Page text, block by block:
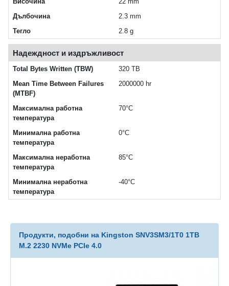
Дълбочина
2.3 mm
Тегло
2.8 g
Надеждност и издръжливост
Total Bytes Written (TBW)
320 TB
Mean Time Between Failures
(MTBF)
2000000 hr
Максимална работна
температура
70°C
Минимална работна
температура
0°C
Максимална неработна
температура
85°C
Минимална неработна
температура
-40°C
Продукти, подобни на Kingston SNV3SM3/1T0 1TB
M.2 2230 NVMe PCIe 4.0